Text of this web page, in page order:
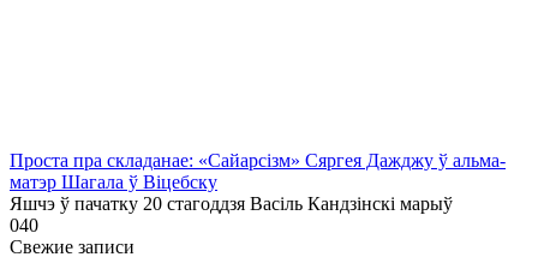
Проста пра складанае: «Сайарсізм» Сяргея Дажджу ў альма-
матэр Шагала ў Віцебску
Яшчэ ў пачатку 20 стагоддзя Васіль Кандзінскі марыў
040
Свежие записи